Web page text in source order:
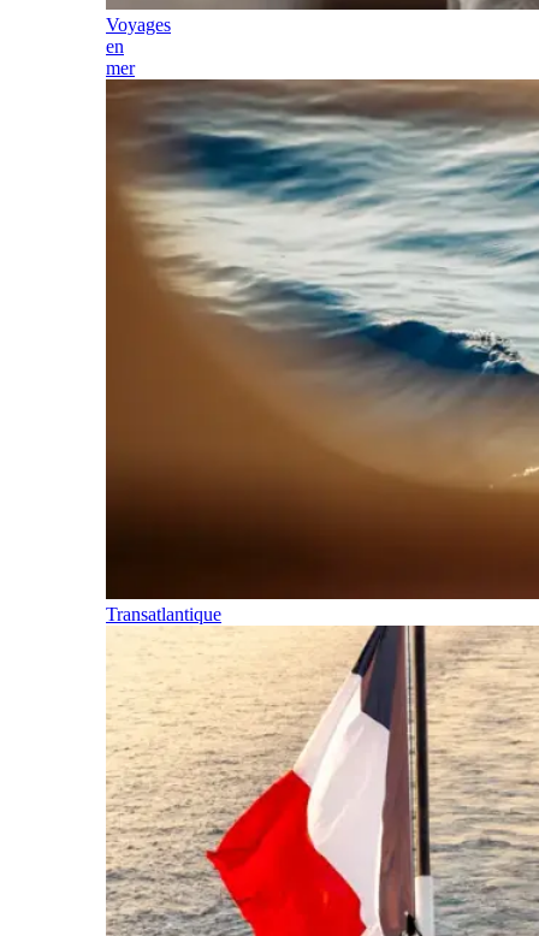
Voyages
en
mer
Transatlantique